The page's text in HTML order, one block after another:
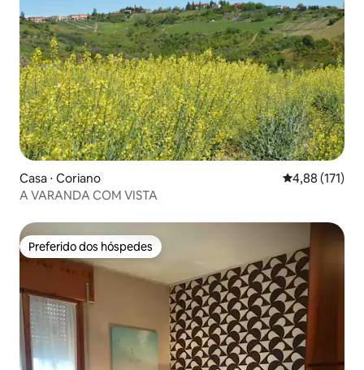
Casa ⋅ Coriano 4,88 de uma
4,88 (171)
A VARANDA COM VISTA
Preferido dos hóspedes
Preferido dos hóspedes